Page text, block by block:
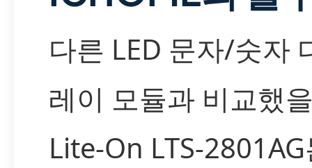
다른 LED 문자/숫자
레이 모듈과 비교했
Lite-On LTS-